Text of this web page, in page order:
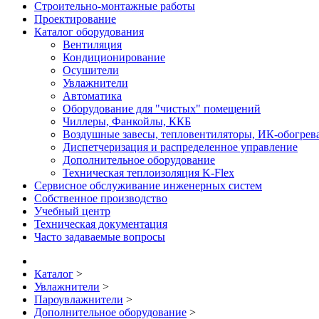
Строительно-монтажные работы
Проектирование
Каталог оборудования
Вентиляция
Кондиционирование
Осушители
Увлажнители
Автоматика
Оборудование для "чистых" помещений
Чиллеры, Фанкойлы, ККБ
Воздушные завесы, тепловентиляторы, ИК-
Диспетчеризация и распределенное управление
Дополнительное оборудование
Техническая теплоизоляция K-Flex
Сервисное обслуживание инженерных систем
Собственное производство
Учебный центр
Техническая документация
Часто задаваемые вопросы
Каталог >
Увлажнители >
Пароувлажнители >
Дополнительное оборудование >